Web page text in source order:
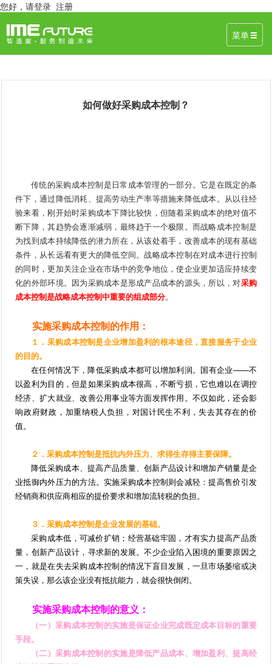
您好， 请登录 注册
菜单
如何做好采购成本控制？
传统的采购成本控制是日常成本管理的一部分。它是在既定的条
件下，通过降低消耗、提高劳动生产率等措施来降低成本。从以往经
验来看，刚开始时采购成本下降比较快，但随着采购成本的绝对值不
断下降，其趋势会逐渐减弱，最终趋于一个极限。而战略成本控制是
为找到成本持续降低的潜力所在，从该处着手，改善成本的现有基础
条件，从长远看有更大的降低空间。战略成本控制在对成本进行控制
的同时，更加关注企业在市场中的竞争地位，使企业更加适应持续变
化的外部环境。因为采购成本是形成产品成本的源头，所以，对采购
成本控制是战略成本控制中重要的组成部分。
实施采购成本控制的作用：
１．采购成本控制是企业增加盈利的根本途径，直接服务于企业
的目的。
在任何情况下，降低采购成本都可以增加利润。国有企业——不
以盈利为目的，但是如果采购成本很高，不断亏损，它也难以在调控
经济、扩大就业、改善公用事业等方面发挥作用。不仅如此，还会影
响政府财政，加重纳税人负担，对国计民生不利，失去其存在的价
值。
２．采购成本控制是抵抗内外压力、求得生存得主要保障。
降低采购成本、提高产品质量、创新产品设计和增加产销量是企
业抵御内外压力的方法。实施采购成本控制则会减轻：提高售价引发
经销商和供应商相应的提价要求和增加流转税的负担。
３．采购成本控制是企业发展的基础。
采购成本低，可减价扩销；经营基础牢固，才有实力提高产品质
量，创新产品设计，寻求新的发展。不少企业陷入困境的重要原因之
一，就是在失去采购成本控制的情况下盲目发展，一旦市场萎缩或决
策失误，那么该企业没有抵抗能力，就会很快倒闭。
实施采购成本控制的意义：
（一）采购成本控制的实施是保证企业完成既定成本目标的重要
手段。
（二）采购成本控制的实施是降低产品成本、增加盈利、提高经